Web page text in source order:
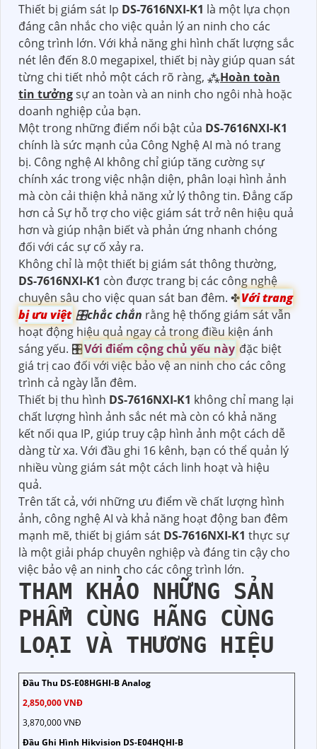
Thiết bị giám sát Ip DS-7616NXI-K1 là một lựa chọn
đáng cân nhắc cho việc quản lý an ninh cho các
công trình lớn. Với khả năng ghi hình chất lượng sắc
nét lên đến 8.0 megapixel, thiết bị này giúp quan sát
từng chi tiết nhỏ một cách rõ ràng, ⁂Hoàn toàn
tin tưởngsự an toàn và an ninh cho ngôi nhà hoặc
doanh nghiệp của bạn.
Một trong những điểm nổi bật của DS-7616NXI-K1
chính là sức mạnh của Công Nghệ AI mà nó trang
bị. Công nghệ AI không chỉ giúp tăng cường sự
chính xác trong việc nhận diện, phân loại hình ảnh
mà còn cải thiện khả năng xử lý thông tin. Đẳng cấp
hơn cả Sự hỗ trợ cho việc giám sát trở nên hiệu quả
hơn và giúp nhận biết và phản ứng nhanh chóng
đối với các sự cố xảy ra.
Không chỉ là một thiết bị giám sát thông thường,
DS-7616NXI-K1 còn được trang bị các công nghệ
chuyên sâu cho việc quan sát ban đêm. ✤Với trang
bị ưu việt 🎛chắc chắn rằng hệ thống giám sát vẫn
hoạt động hiệu quả ngay cả trong điều kiện ánh
sáng yếu. 🎛Với điểm cộng chủ yếu này đặc biệt
giá trị cao đối với việc bảo vệ an ninh cho các công
trình cả ngày lẫn đêm.
Thiết bị thu hình DS-7616NXI-K1 không chỉ mang lại
chất lượng hình ảnh sắc nét mà còn có khả năng
kết nối qua IP, giúp truy cập hình ảnh một cách dễ
dàng từ xa. Với đầu ghi 16 kênh, bạn có thể quản lý
nhiều vùng giám sát một cách linh hoạt và hiệu
quả.
Trên tất cả, với những ưu điểm về chất lượng hình
ảnh, công nghệ AI và khả năng hoạt động ban đêm
mạnh mẽ, thiết bị giám sát DS-7616NXI-K1 thực sự
là một giải pháp chuyên nghiệp và đáng tin cậy cho
việc bảo vệ an ninh cho các công trình lớn.
THAM KHẢO NHỮNG SẢN
PHẨM CÙNG HÃNG CÙNG
LOẠI VÀ THƯƠNG HIỆU
Đầu Thu DS-E08HGHI-B Analog
2,850,000 VNĐ
3,870,000 VNĐ
Đầu Ghi Hình Hikvision DS-E04HQHI-B